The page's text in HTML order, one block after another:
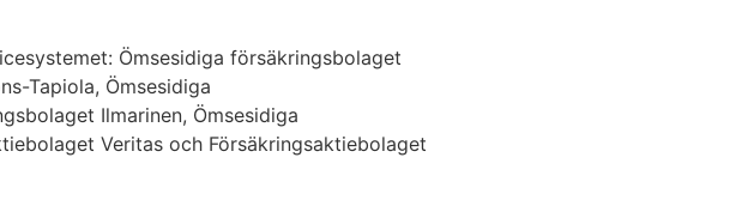
Ömsesidiga försäkringsbolaget
Tapiola, Ömsesidiga
Ilmarinen, Ömsesidiga
Veritas och Försäkringsaktiebolaget